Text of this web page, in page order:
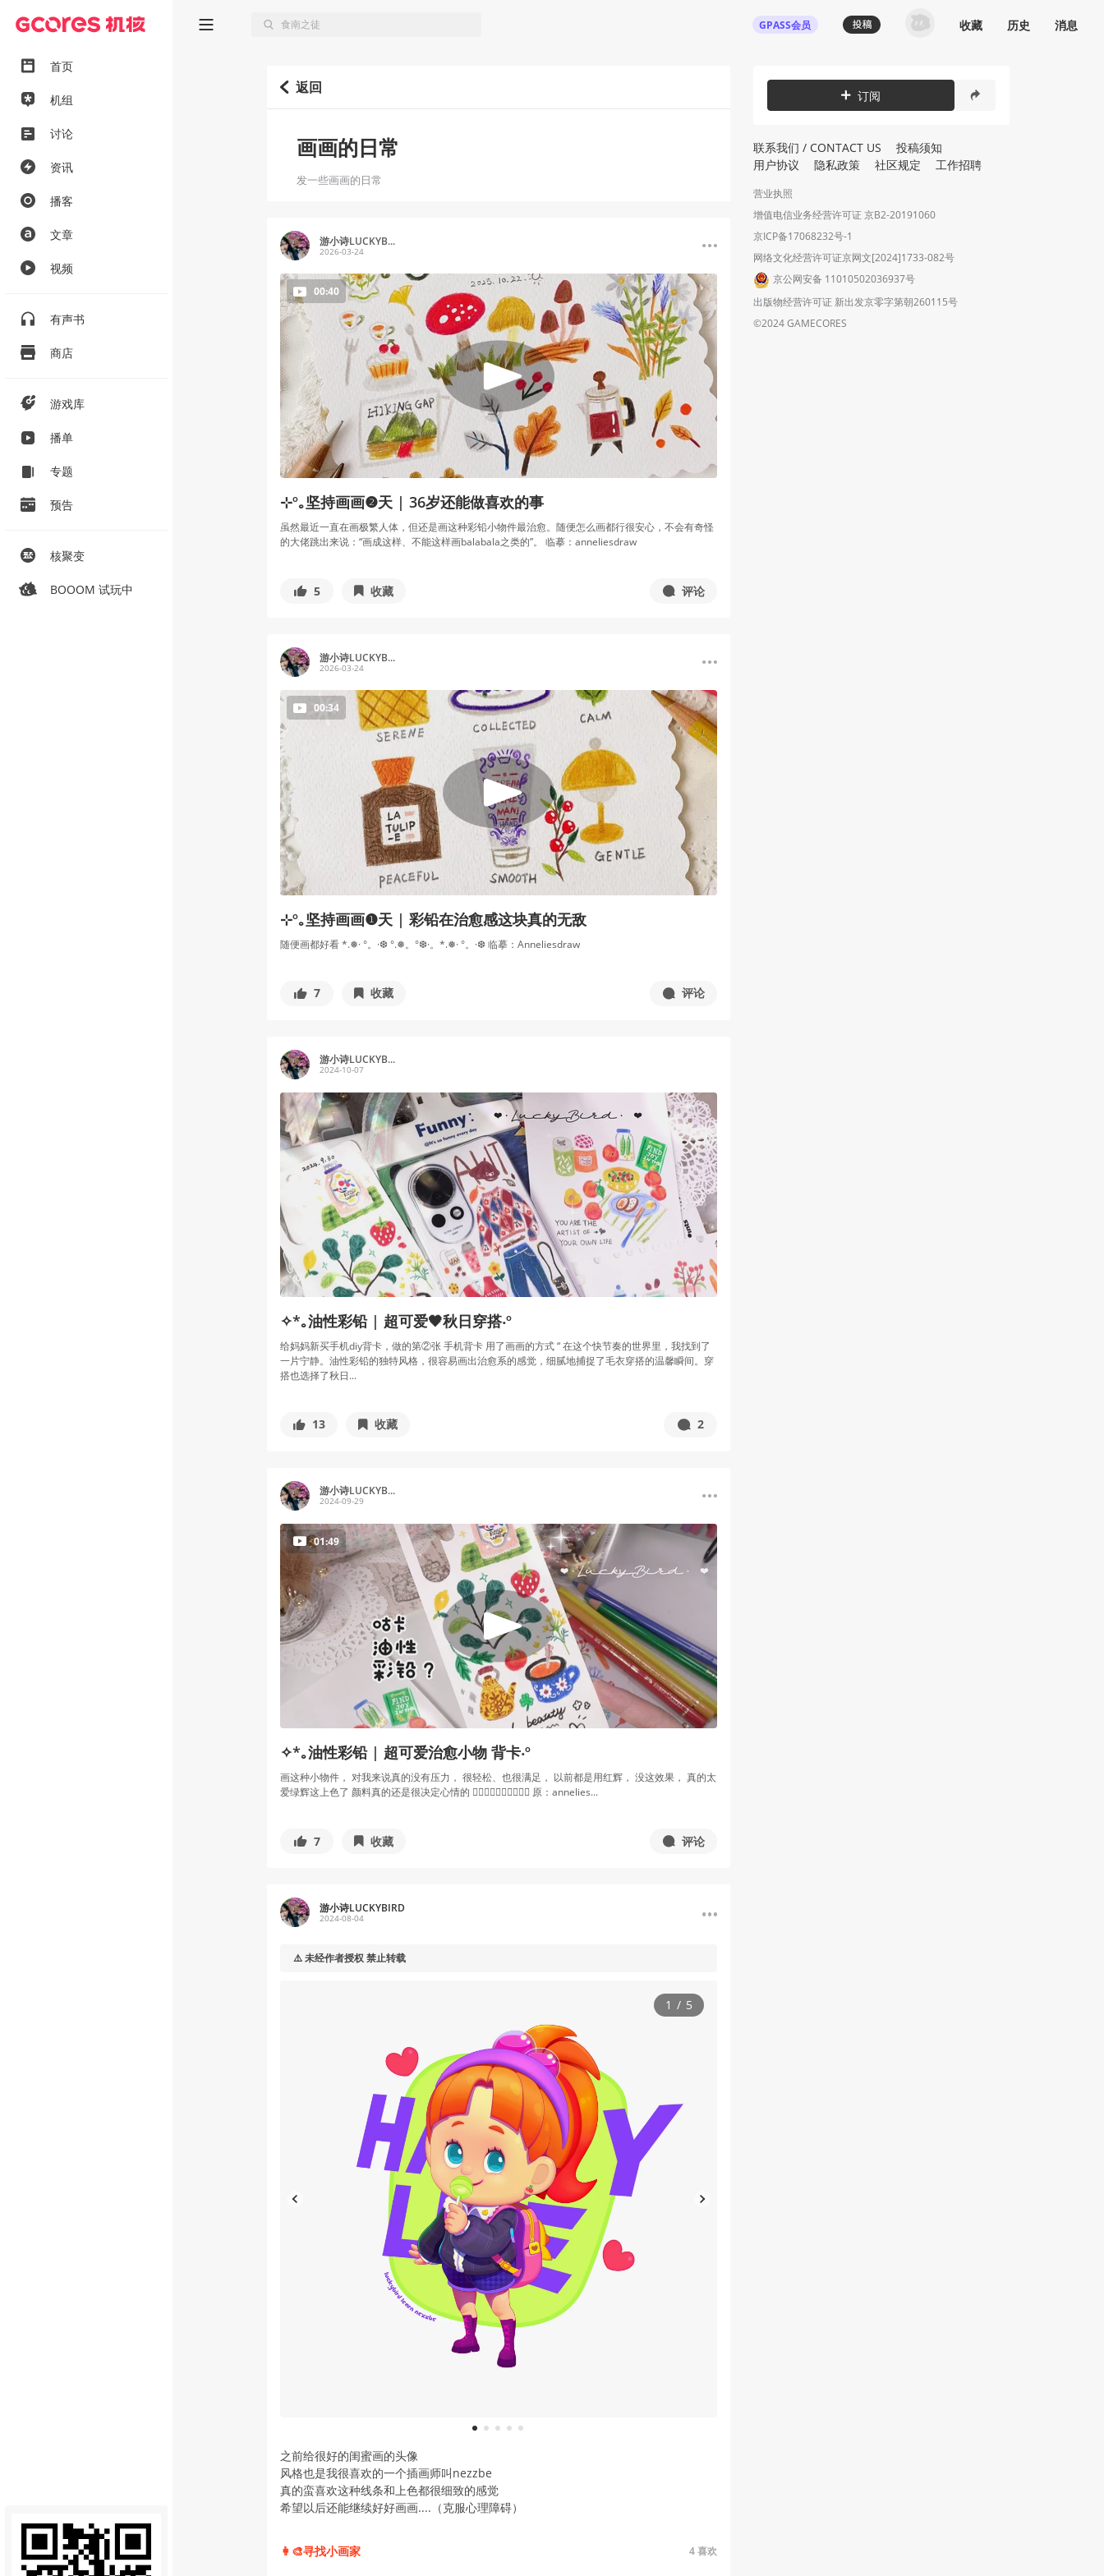
首页
机组
讨论
资讯
播客
文章
视频
有声书
商店
游戏库
播单
专题
预告
核聚变
BOOOM 试玩中
GPASS会员 收藏 历史 消息
返回
画画的日常
发一些画画的日常
游小诗LUCKYB...
2026-03-24
00:40
⊹º｡坚持画画❷天 | 36岁还能做喜欢的事
虽然最近一直在画极繁人体，但还是画这种彩铅小物件最治愈。随便怎么画都行很安心，不会有奇怪
的大佬跳出来说：“画成这样、不能这样画balabala之类的”。 临摹：anneliesdraw
5 收藏 评论
游小诗LUCKYB...
2026-03-24
00:34
⊹º｡坚持画画❶天 | 彩铅在治愈感这块真的无敌
随便画都好看 *.❅· °。·❆ °.❅。°❆·。*.❅· °。·❆ 临摹：Anneliesdraw
7 收藏 评论
游小诗LUCKYB...
2024-10-07
✧*｡油性彩铅 | 超可爱🖤秋日穿搭‧º
给妈妈新买手机diy背卡，做的第②张 手机背卡 用了画画的方式 “ 在这个快节奏的世界里，我找到了
一片宁静。油性彩铅的独特风格，很容易画出治愈系的感觉，细腻地捕捉了毛衣穿搭的温馨瞬间。穿
搭也选择了秋日...
13 收藏 2
游小诗LUCKYB...
2024-09-29
01:49
✧*｡油性彩铅 | 超可爱治愈小物 背卡‧º
画这种小物件， 对我来说真的没有压力， 很轻松、也很满足， 以前都是用红辉， 没这效果， 真的太
爱绿辉这上色了 颜料真的还是很决定心情的 👇🏻👇🏻👇🏻👇🏻👇🏻 原：annelies...
7 收藏 评论
游小诗LUCKYBIRD
2024-08-04
⚠️ 未经作者授权 禁止转载
1 2 3 4 5
1 / 5
之前给很好的闺蜜画的头像
风格也是我很喜欢的一个插画师叫nezzbe
真的蛮喜欢这种线条和上色都很细致的感觉
希望以后还能继续好好画画....（克服心理障碍）
👩‍🎨寻找小画家 4喜欢
订阅
联系我们 / CONTACT US
投稿须知
用户协议
隐私政策 社区规定 工作招聘
营业执照
增值电信业务经营许可证 京B2-20191060
京ICP备17068232号-1
网络文化经营许可证京网文[2024]1733-082号
京公网安备 11010502036937号
出版物经营许可证 新出发京零字第朝260115号
©2024 GAMECORES